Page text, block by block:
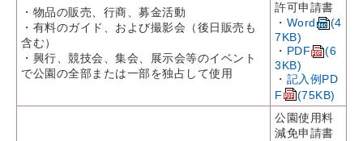
・物品の販売、行商、募金活動
・有料のガイド、および撮影会（後日販売も
含む）
・興行、競技会、集会、展示会等のイベント
で公園の全部または一部を独占して使用
許可申請書
・ Word
(4
7KB)
・ PDF
(6
3KB)
・ 記入例PD
F
(75KB)
公園使用料
減免申請書